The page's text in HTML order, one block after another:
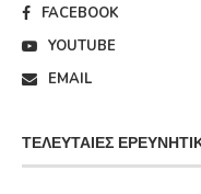
FACEBOOK
YOUTUBE
EMAIL
ΤΕΛΕΥΤΑΊΕΣ